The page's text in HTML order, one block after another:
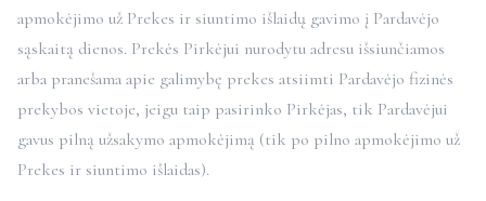
apmokėjimo už Prekes ir siuntimo išlaidų gavimo į Pardavėjo
sąskaitą dienos. Prekės Pirkėjui nurodytu adresu išsiunčiamos
arba pranešama apie galimybę prekes atsiimti Pardavėjo fizinės
prekybos vietoje, jeigu taip pasirinko Pirkėjas, tik Pardavėjui
gavus pilną užsakymo apmokėjimą (tik po pilno apmokėjimo už
Prekes ir siuntimo išlaidas).